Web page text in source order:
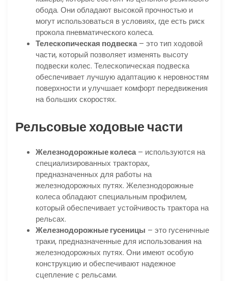
обода. Они обладают высокой прочностью и
могут использоваться в условиях, где есть риск
прокола пневматического колеса.
Телескопическая подвеска– это тип ходовой
части, который позволяет изменять высоту
подвески колес. Телескопическая подвеска
обеспечивает лучшую адаптацию к неровностям
поверхности и улучшает комфорт передвижения
на больших скоростях.
Рельсовые ходовые части
Железнодорожные колеса– используются на
специализированных тракторах,
предназначенных для работы на
железнодорожных путях. Железнодорожные
колеса обладают специальным профилем,
который обеспечивает устойчивость трактора на
рельсах.
Железнодорожные гусеницы – это гусеничные
траки, предназначенные для использования на
железнодорожных путях. Они имеют особую
конструкцию и обеспечивают надежное
сцепление с рельсами.